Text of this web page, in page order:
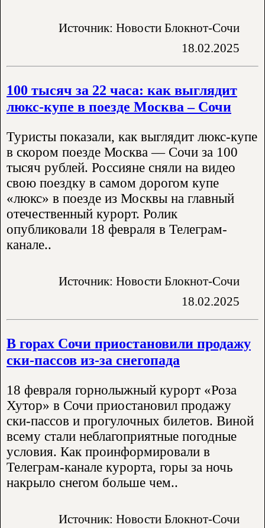
Источник: Новости Блокнот-Сочи
18.02.2025
100 тысяч за 22 часа: как выглядит
люкс-купе в поезде Москва – Сочи
Туристы показали, как выглядит люкс-купе
в скором поезде Москва — Сочи за 100
тысяч рублей. Россияне сняли на видео
свою поездку в самом дорогом купе
«люкс» в поезде из Москвы на главный
отечественный курорт. Ролик
опубликовали 18 февраля в Телеграм-
канале..
Источник: Новости Блокнот-Сочи
18.02.2025
В горах Сочи приостановили продажу
ски-пассов из-за снегопада
18 февраля горнолыжный курорт «Роза
Хутор» в Сочи приостановил продажу
ски-пассов и прогулочных билетов. Виной
всему стали неблагоприятные погодные
условия. Как проинформировали в
Телеграм-канале курорта, горы за ночь
накрыло снегом больше чем..
Источник: Новости Блокнот-Сочи